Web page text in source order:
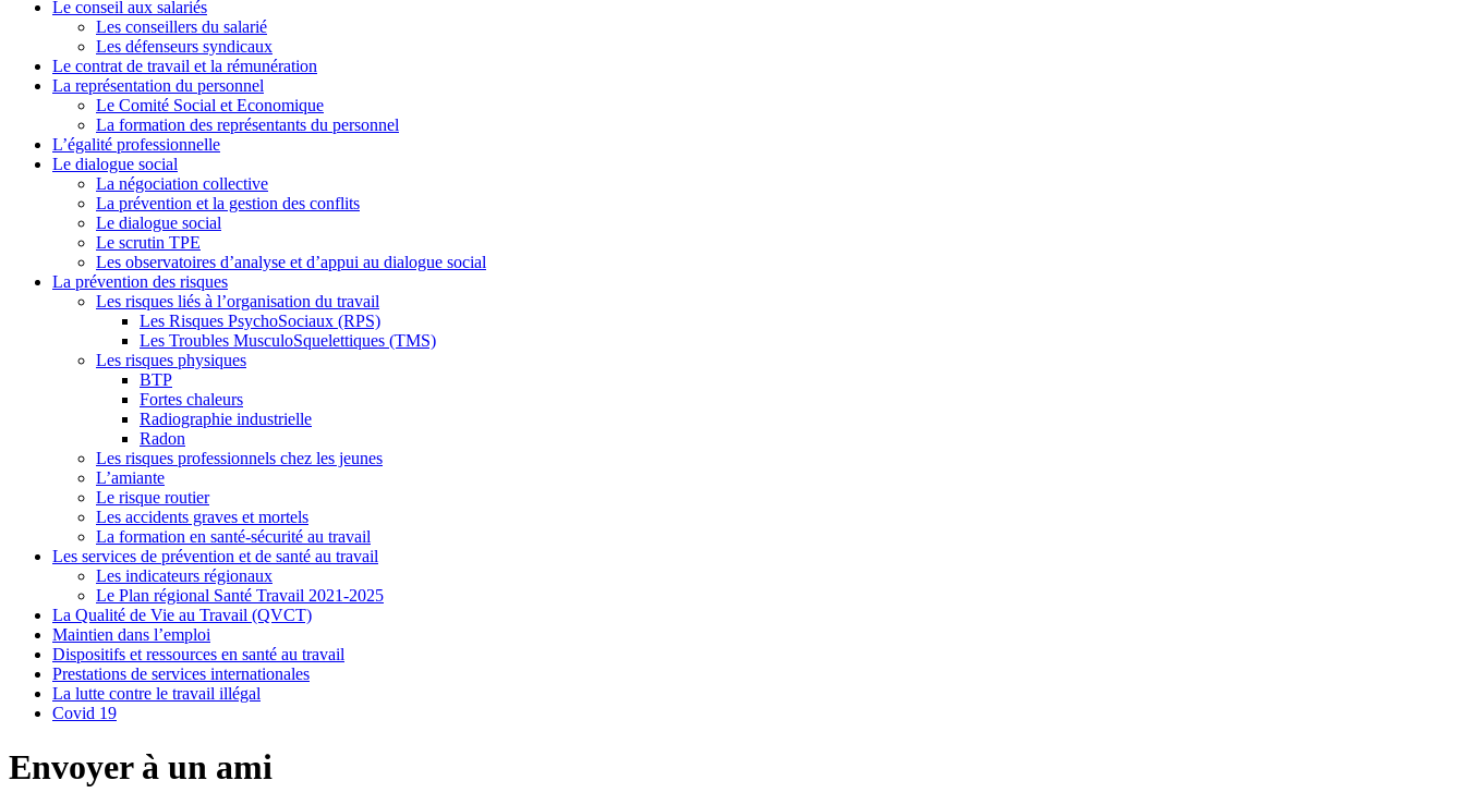
Le conseil aux salariés
Les conseillers du salarié
Les défenseurs syndicaux
Le contrat de travail et la rémunération
La représentation du personnel
Le Comité Social et Economique
La formation des représentants du personnel
L’égalité professionnelle
Le dialogue social
La négociation collective
La prévention et la gestion des conflits
Le dialogue social
Le scrutin TPE
Les observatoires d’analyse et d’appui au dialogue social
La prévention des risques
Les risques liés à l’organisation du travail
Les Risques PsychoSociaux (RPS)
Les Troubles MusculoSquelettiques (TMS)
Les risques physiques
BTP
Fortes chaleurs
Radiographie industrielle
Radon
Les risques professionnels chez les jeunes
L’amiante
Le risque routier
Les accidents graves et mortels
La formation en santé-sécurité au travail
Les services de prévention et de santé au travail
Les indicateurs régionaux
Le Plan régional Santé Travail 2021-2025
La Qualité de Vie au Travail (QVCT)
Maintien dans l’emploi
Dispositifs et ressources en santé au travail
Prestations de services internationales
La lutte contre le travail illégal
Covid 19
Envoyer à un ami